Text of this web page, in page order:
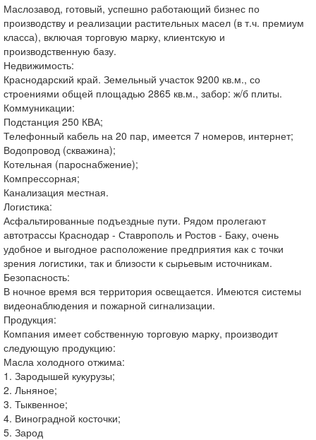
Маслозавод, готовый, успешно работающий бизнес по
производству и реализации растительных масел (в т.ч. премиум
класса), включая торговую марку, клиентскую и
производственную базу.
Недвижимость:
Краснодарский край. Земельный участок 9200 кв.м., со
строениями общей площадью 2865 кв.м., забор: ж/б плиты.
Коммуникации:
Подстанция 250 КВА;
Телефонный кабель на 20 пар, имеется 7 номеров, интернет;
Водопровод (скважина);
Котельная (пароснабжение);
Компрессорная;
Канализация местная.
Логистика:
Асфальтированные подъездные пути. Рядом пролегают
автотрассы Краснодар - Ставрополь и Ростов - Баку, очень
удобное и выгодное расположение предприятия как с точки
зрения логистики, так и близости к сырьевым источникам.
Безопасность:
В ночное время вся территория освещается. Имеются системы
видеонаблюдения и пожарной сигнализации.
Продукция:
Компания имеет собственную торговую марку, производит
следующую продукцию:
Масла холодного отжима:
1. Зародышей кукурузы;
2. Льняное;
3. Тыквенное;
4. Виноградной косточки;
5. Зарод